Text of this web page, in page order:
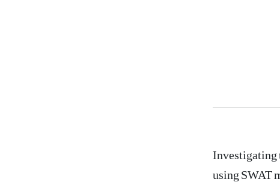
Investigating
using SWAT